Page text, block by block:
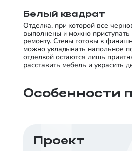
Белый квадрат
Отделка, при которой все
выполнены и можно приступать
ремонту. Стены готовы к
можно укладывать напольное
отделкой остаются лишь
расставить мебель и украсить
Особенности
Проект